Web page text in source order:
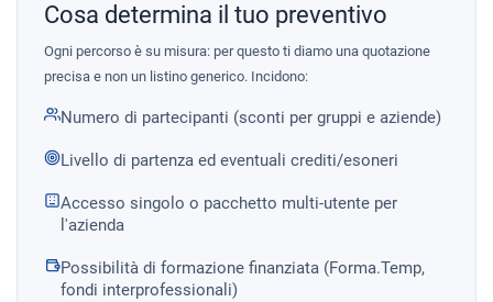
Cosa determina il tuo preventivo
Ogni percorso è su misura: per questo ti diamo una quotazione
precisa e non un listino generico. Incidono:
Numero di partecipanti (sconti per gruppi e aziende)
Livello di partenza ed eventuali crediti/esoneri
Accesso singolo o pacchetto multi-utente per
l'azienda
Possibilità di formazione finanziata (Forma.Temp,
fondi interprofessionali)